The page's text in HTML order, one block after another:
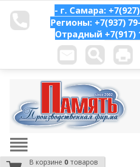
- г. Самара:
Регионы: +7(937)
Отрадный +7(917)
В корзине 0 товаров